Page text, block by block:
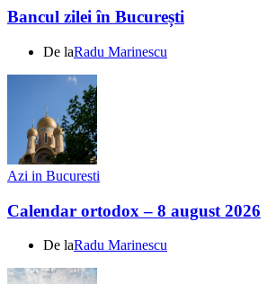
Bancul zilei în București
De laRadu Marinescu
Azi in Bucuresti
Calendar ortodox – 8 august 2026
De laRadu Marinescu